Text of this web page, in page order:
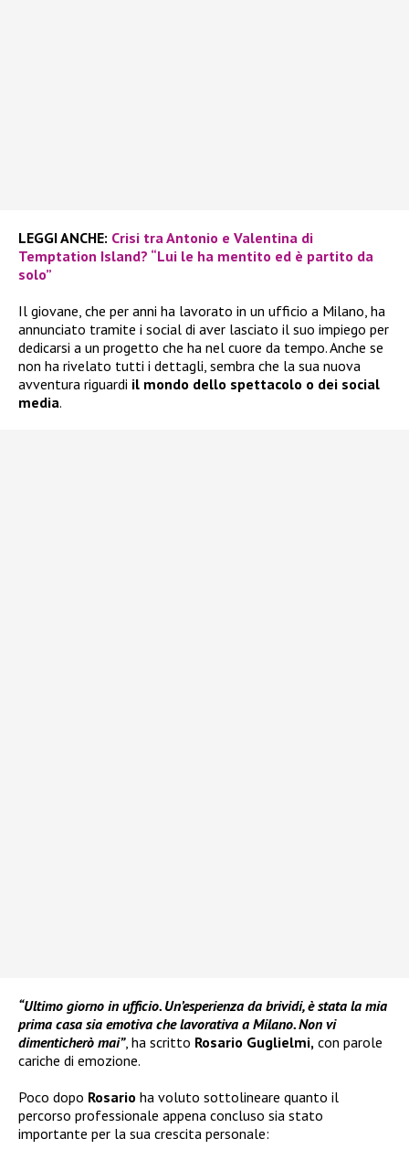
LEGGI ANCHE: Crisi tra Antonio e Valentina di
Temptation Island? “Lui le ha mentito ed è partito da
solo”
Il giovane, che per anni ha lavorato in un ufficio a Milano, ha
annunciato tramite i social di aver lasciato il suo impiego per
dedicarsi a un progetto che ha nel cuore da tempo. Anche se
non ha rivelato tutti i dettagli, sembra che la sua nuova
avventura riguardi il mondo dello spettacolo o dei social
media.
“Ultimo giorno in ufficio. Un’esperienza da brividi, è stata la mia
prima casa sia emotiva che lavorativa a Milano. Non vi
dimenticherò mai”, ha scritto Rosario Guglielmi, con parole
cariche di emozione.
Poco dopo Rosario ha voluto sottolineare quanto il
percorso professionale appena concluso sia stato
importante per la sua crescita personale: